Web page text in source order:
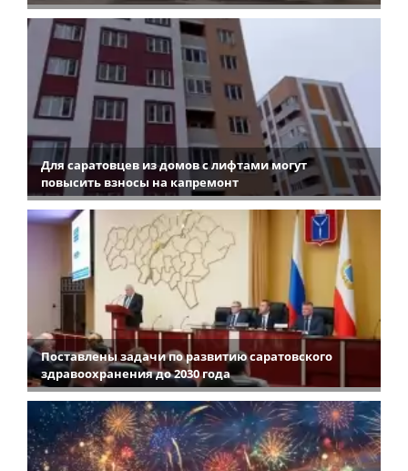
Для саратовцев из домов с лифтами могут
повысить взносы на капремонт
Поставлены задачи по развитию саратовского
здравоохранения до 2030 года